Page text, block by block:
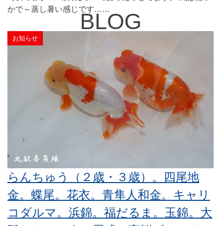
BLOG
丸敏ブログ
かで～蒸し暑い感じです……
お知らせ
らんちゅう（２歳・３歳）。四尾地
金。蝶尾。花衣。青隼人和金。キャリ
コダルマ。浜錦。福だるま。玉錦。大